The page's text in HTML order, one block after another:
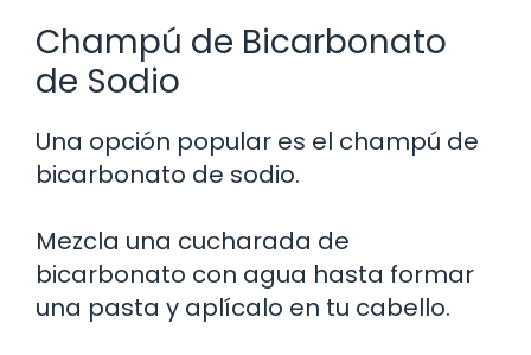
Champú de Bicarbonato
de Sodio
Una opción popular es el champú de
bicarbonato de sodio.
Mezcla una cucharada de
bicarbonato con agua hasta formar
una pasta y aplícalo en tu cabello.